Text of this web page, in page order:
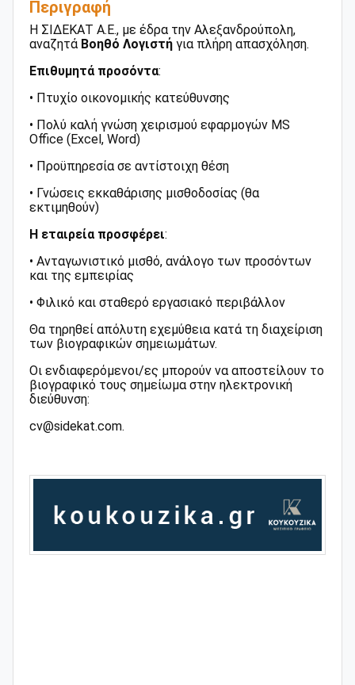
Περιγραφή
Η ΣΙΔΕΚΑΤ Α.Ε., με έδρα την Αλεξανδρούπολη,
αναζητά Βοηθό Λογιστή για πλήρη απασχόληση.
Επιθυμητά προσόντα:
• Πτυχίο οικονομικής κατεύθυνσης
• Πολύ καλή γνώση χειρισμού εφαρμογών MS
Office (Excel, Word)
• Προϋπηρεσία σε αντίστοιχη θέση
• Γνώσεις εκκαθάρισης μισθοδοσίας (θα
εκτιμηθούν)
Η εταιρεία προσφέρει:
• Ανταγωνιστικό μισθό, ανάλογο των προσόντων
και της εμπειρίας
• Φιλικό και σταθερό εργασιακό περιβάλλον
Θα τηρηθεί απόλυτη εχεμύθεια κατά τη διαχείριση
των βιογραφικών σημειωμάτων.
Οι ενδιαφερόμενοι/ες μπορούν να αποστείλουν το
βιογραφικό τους σημείωμα στην ηλεκτρονική
διεύθυνση:
cv@sidekat.com.